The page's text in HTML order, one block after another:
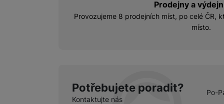
Prodejny a
Provozujeme 8 prodejních míst, po celé ČR,
místo.
Potřebujete poradit?
Kontaktujte nás
Po-